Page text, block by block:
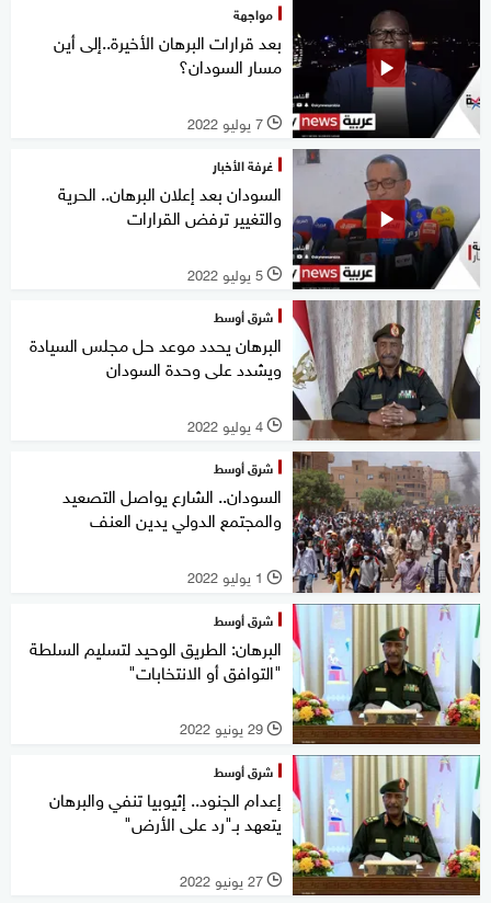
مواجهة
بعد قرارات البرهان الأخيرة..إلى أين
مسار السودان؟
l 7 يوليو 2022
غرفة الأخبار
السودان بعد إعلان البرهان.. الحرية
والتغيير ترفض القرارات
l 5 يوليو 2022
شرق أوسط
البرهان يحدد موعد حل مجلس السيادة
ويشدد على وحدة السودان
l 4 يوليو 2022
شرق أوسط
السودان.. الشارع يواصل التصعيد
والمجتمع الدولي يدين العنف
l 1 يوليو 2022
شرق أوسط
البرهان: الطريق الوحيد لتسليم السلطة
"التوافق أو الانتخابات"
l 29 يونيو 2022
شرق أوسط
إعدام الجنود.. إثيوبيا تنفي والبرهان
يتعهد بـ"رد على الأرض"
l 27 يونيو 2022